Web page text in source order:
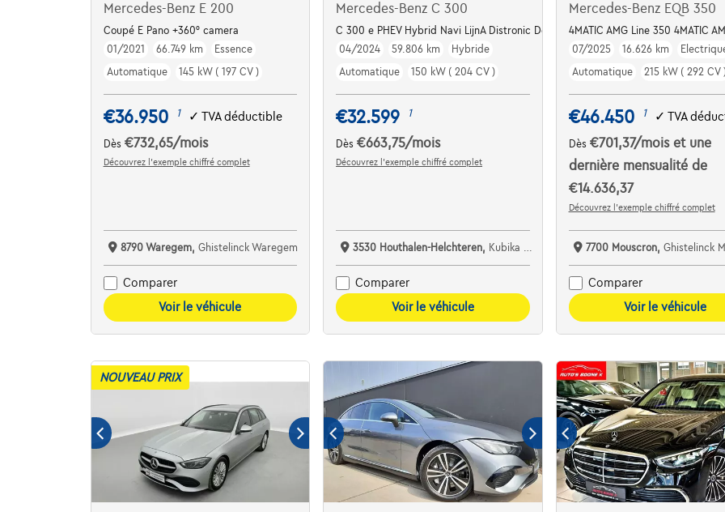
Mercedes-Benz E 200
Coupé E Pano +360° camera
01/2021
66.749 km
Essence
Automatique
145 kW ( 197 CV )
€36.950 1 ✓ TVA déductible
Dès €732,65/mois
Découvrez l’exemple chiffré complet
8790 Waregem, Ghistelinck Waregem
Comparer
Voir le véhicule
Mercedes-Benz C 300
C 300 e PHEV Hybrid Navi LijnA Distronic Dodehoek Garantie *
04/2024
59.806 km
Hybride
Automatique
150 kW ( 204 CV )
€32.599 1
Dès€663,75/mois
Découvrez l’exemple chiffré complet
3530 Houthalen-Helchteren, Kubika Cars
Comparer
Voir le véhicule
Mercedes-Benz EQB 350
4MATIC AMG Line 350 4MATIC
07/2025
16.626 km
Automatique
215 kW ( 292 CV
€46.450 1 ✓ TVA
Dès €701,37/mois et une
dernière mensualité de
€14.636,37
Découvrez l’exemple chiffré complet
7700 Mouscron, Ghistelinck
Comparer
Voir le véhicule
NOUVEAU PRIX